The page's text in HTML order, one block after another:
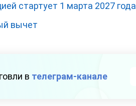
стартует 1 марта 2027 года
вычет
в телеграм-канале